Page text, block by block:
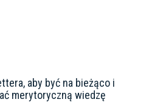
aby być na bieżąco i
merytoryczną wiedzę